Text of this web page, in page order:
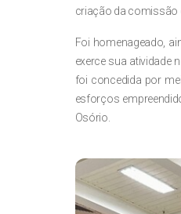
criação da comissão
Foi homenageado,
exerce sua atividade
foi concedida por
esforços
Osório.